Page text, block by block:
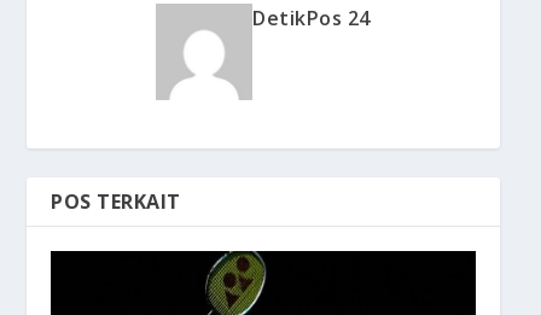
DetikPos 24
POS TERKAIT